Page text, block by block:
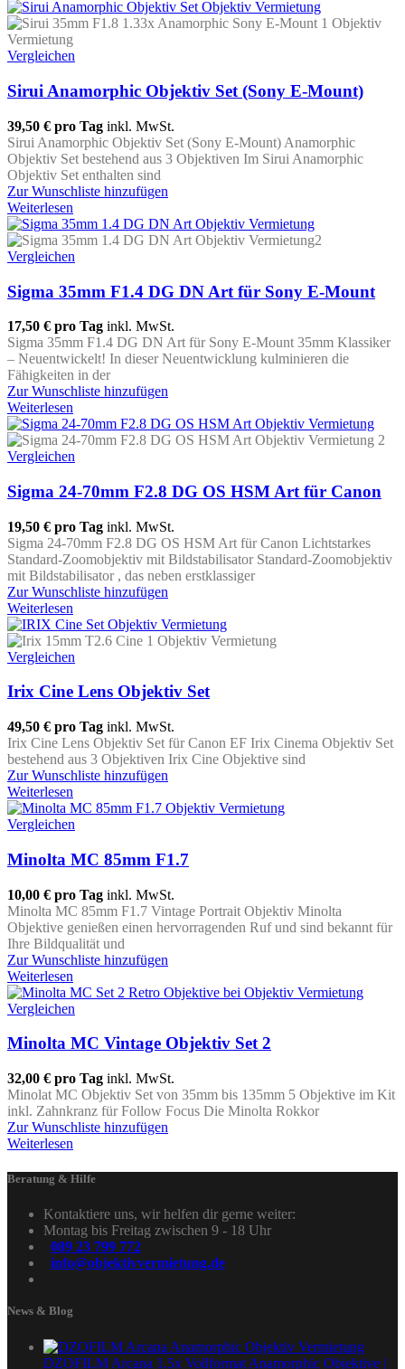
Vergleichen
Sirui Anamorphic Objektiv Set (Sony E-Mount)
39,50 € pro Tag inkl. MwSt.
Sirui Anamorphic Objektiv Set (Sony E-Mount) Anamorphic
Objektiv Set bestehend aus 3 Objektiven Im Sirui Anamorphic
Objektiv Set enthalten sind
Zur Wunschliste hinzufügen
Weiterlesen
Vergleichen
Sigma 35mm F1.4 DG DN Art für Sony E-Mount
17,50 € pro Tag inkl. MwSt.
Sigma 35mm F1.4 DG DN Art für Sony E-Mount 35mm Klassiker
– Neuentwickelt! In dieser Neuentwicklung kulminieren die
Fähigkeiten in der
Zur Wunschliste hinzufügen
Weiterlesen
Vergleichen
Sigma 24-70mm F2.8 DG OS HSM Art für Canon
19,50 € pro Tag inkl. MwSt.
Sigma 24-70mm F2.8 DG OS HSM Art für Canon Lichtstarkes
Standard-Zoomobjektiv mit Bildstabilisator Standard-Zoomobjektiv
mit Bildstabilisator , das neben erstklassiger
Zur Wunschliste hinzufügen
Weiterlesen
Vergleichen
Irix Cine Lens Objektiv Set
49,50 € pro Tag inkl. MwSt.
Irix Cine Lens Objektiv Set für Canon EF Irix Cinema Objektiv Set
bestehend aus 3 Objektiven Irix Cine Objektive sind
Zur Wunschliste hinzufügen
Weiterlesen
Vergleichen
Minolta MC 85mm F1.7
10,00 € pro Tag inkl. MwSt.
Minolta MC 85mm F1.7 Vintage Portrait Objektiv Minolta
Objektive genießen einen hervorragenden Ruf und sind bekannt für
Ihre Bildqualität und
Zur Wunschliste hinzufügen
Weiterlesen
Vergleichen
Minolta MC Vintage Objektiv Set 2
32,00 € pro Tag inkl. MwSt.
Minolat MC Objektiv Set von 35mm bis 135mm 5 Objektive im Kit
inkl. Zahnkranz für Follow Focus Die Minolta Rokkor
Zur Wunschliste hinzufügen
Weiterlesen
Beratung & Hilfe
Kontaktiere uns, wir helfen dir gerne weiter:
Montag bis Freitag zwischen 9 - 18 Uhr
089 23 799 772
info@objektivvermietung.de
News & Blog
DZOFILM Arcana 1.5x Vollformat Anamorphic Objektive |